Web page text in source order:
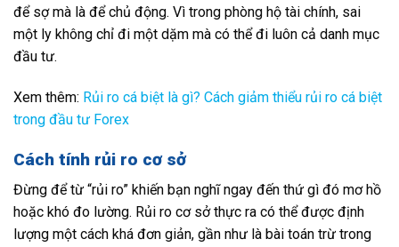
để sợ mà là để chủ động. Vì trong phòng hộ tài chính, sai
một ly không chỉ đi một dặm mà có thể đi luôn cả danh mục
đầu tư.
Xem thêm: Rủi ro cá biệt là gì? Cách giảm thiểu rủi ro cá biệt
trong đầu tư Forex
Cách tính rủi ro cơ sở
Đừng để từ “rủi ro” khiến bạn nghĩ ngay đến thứ gì đó mơ hồ
hoặc khó đo lường. Rủi ro cơ sở thực ra có thể được định
lượng một cách khá đơn giản, gần như là bài toán trừ trong